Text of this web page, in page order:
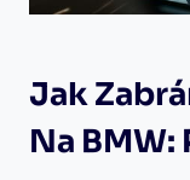
Jak
Na BMW: